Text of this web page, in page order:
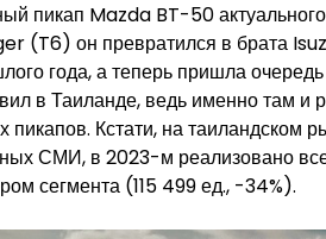
пикап Mazda BT-50
(T6) он превратился в брата
года, а теперь пришла
в Таиланде, ведь именно там и
пикапов. Кстати, на таиландском
СМИ, в 2023-м реализовано
сегмента (115 499 ед., -34%).